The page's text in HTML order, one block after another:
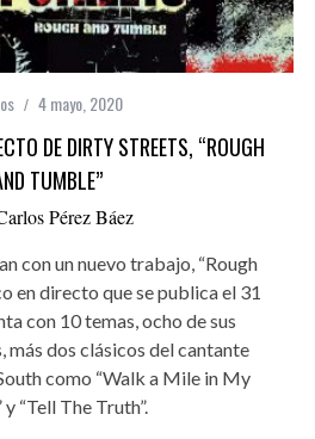
4 mayo, 2020
DE DIRTY STREETS, “ROUGH
TUMBLE”
Pérez Báez
con un nuevo trabajo, “Rough
en directo que se publica el 31
con 10 temas, ocho de sus
dos clásicos del cantante
como “Walk a Mile in My
y “Tell The Truth”.